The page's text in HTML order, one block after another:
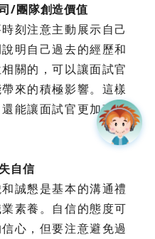
/團隊創造價值
刻注意主動展示自己
明自己過去的經歷和
關的，可以讓面試官
來的積極影響。這樣
能讓面試官更加確信
自信
誠懇是基本的溝通禮
素養。自信的態度可
心，但要注意避免過